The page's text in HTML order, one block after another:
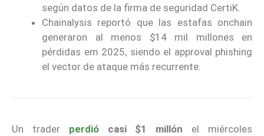
según datos de la firma de seguridad CertiK.
Chainalysis reportó que las estafas onchain
generaron al menos $14 mil millones en
pérdidas em 2025, siendo el approval phishing
el vector de ataque más recurrente.
Un trader perdiócasi $1 millón el miércoles